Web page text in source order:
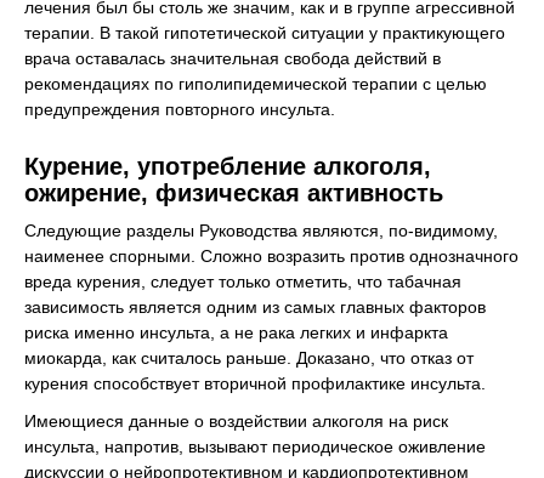
лечения был бы столь же значим, как и в группе агрессивной
терапии. В такой гипотетической ситуации у практикующего
врача оставалась значительная свобода действий в
рекомендациях по гиполипидемической терапии с целью
предупреждения повторного инсульта.
Курение, употребление алкоголя,
ожирение, физическая активность
Следующие разделы Руководства являются, по-видимому,
наименее спорными. Сложно возразить против однозначного
вреда курения, следует только отметить, что табачная
зависимость является одним из самых главных факторов
риска именно инсульта, а не рака легких и инфаркта
миокарда, как считалось раньше. Доказано, что отказ от
курения способствует вторичной профилактике инсульта.
Имеющиеся данные о воздействии алкоголя на риск
инсульта, напротив, вызывают периодическое оживление
дискуссии о нейропротективном и кардиопротективном